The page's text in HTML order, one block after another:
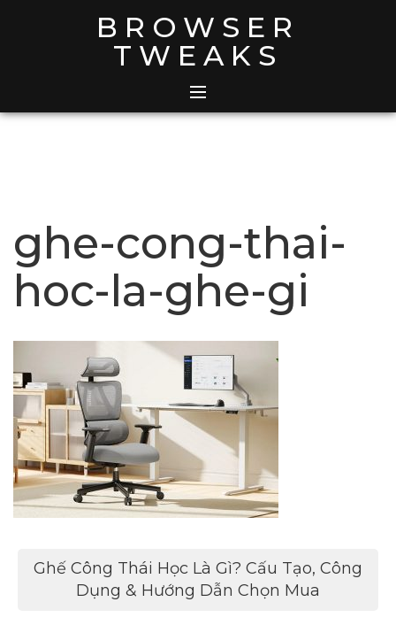
BROWSER
TWEAKS
ghe-cong-thai-
hoc-la-ghe-gi
Điều
hướng
Ghế Công Thái Học Là Gì? Cấu Tạo, Công
Dụng & Hướng Dẫn Chọn Mua